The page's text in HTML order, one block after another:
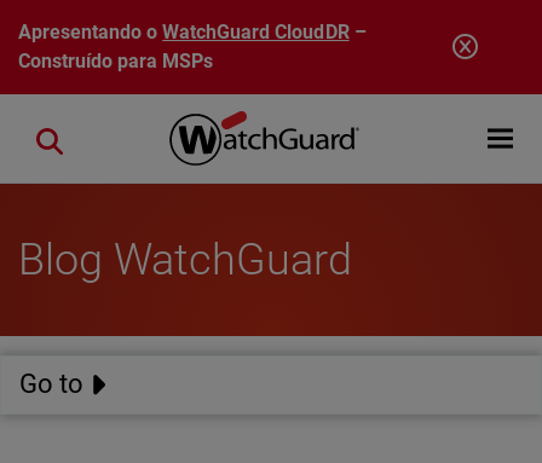
Pular para o conteúdo principal
Apresentando oWatchGuard CloudDR–
Construído para MSPs
Open
Close search
Blog WatchGuard
Go to